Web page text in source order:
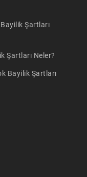
Şartları
Şartları Neler?
Bayilik Şartları